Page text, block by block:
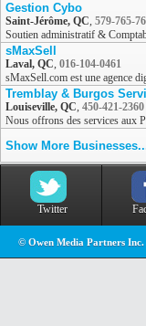
Gestion Cybo
Saint-Jérôme, QC, 579-765-
Soutien administratif &
sMaxSell
Laval, QC, 016-104-0461
sMaxSell.com est une agence
Tremblay & Burgos
Louiseville, QC, 450-421-2360
Nous offrons des services aux
Show More
Twitter
© Owen Media Partners Inc.